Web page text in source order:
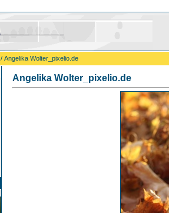
/ Angelika Wolter_pixelio.de
Angelika Wolter_pixelio.de